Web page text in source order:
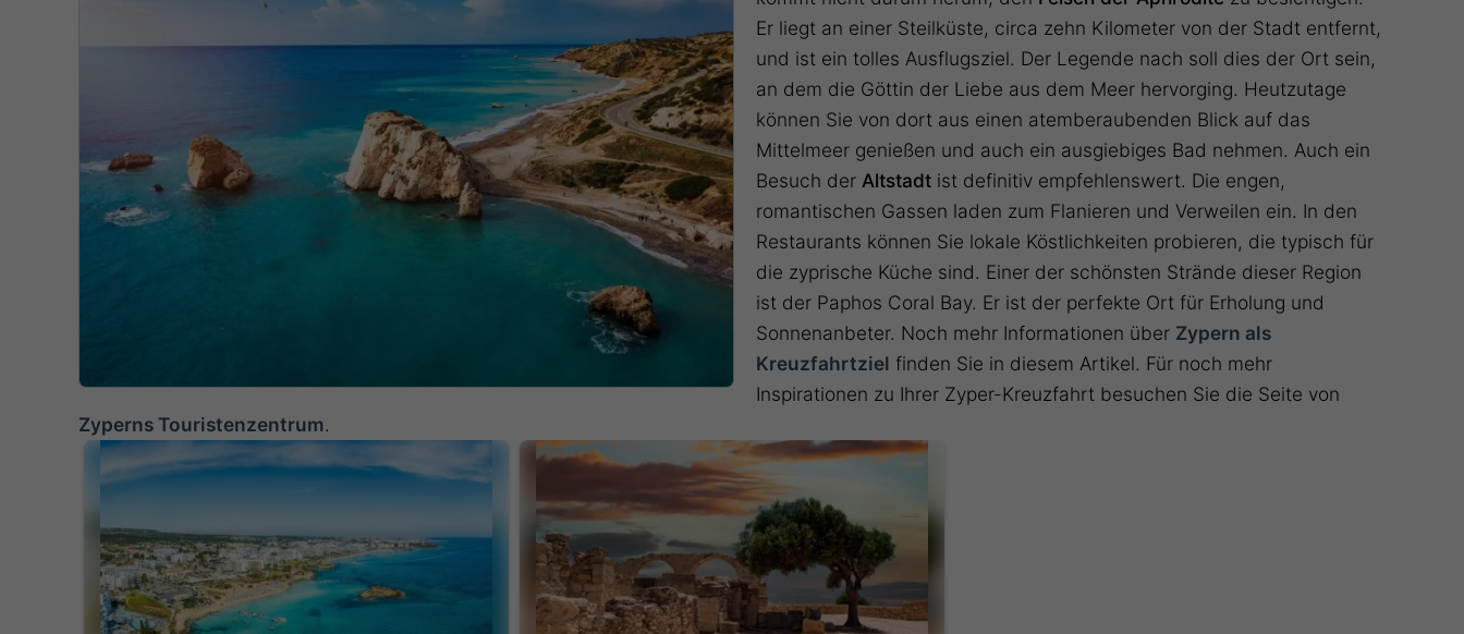
Er liegt an einer Steilküste, circa zehn Kilometer von der Stadt entfernt,
und ist ein tolles Ausflugsziel. Der Legende nach soll dies der Ort sein,
an dem die Göttin der Liebe aus dem Meer hervorging. Heutzutage
können Sie von dort aus einen atemberaubenden Blick auf das
Mittelmeer genießen und auch ein ausgiebiges Bad nehmen. Auch ein
Besuch der Altstadt ist definitiv empfehlenswert. Die engen,
romantischen Gassen laden zum Flanieren und Verweilen ein. In den
Restaurants können Sie lokale Köstlichkeiten probieren, die typisch für
die zyprische Küche sind. Einer der schönsten Strände dieser Region
ist der Paphos Coral Bay. Er ist der perfekte Ort für Erholung und
Sonnenanbeter. Noch mehr Informationen über Zypern als
Kreuzfahrtziel finden Sie in diesem Artikel. Für noch mehr
Inspirationen zu Ihrer Zyper-Kreuzfahrt besuchen Sie die Seite von
Zyperns Touristenzentrum.